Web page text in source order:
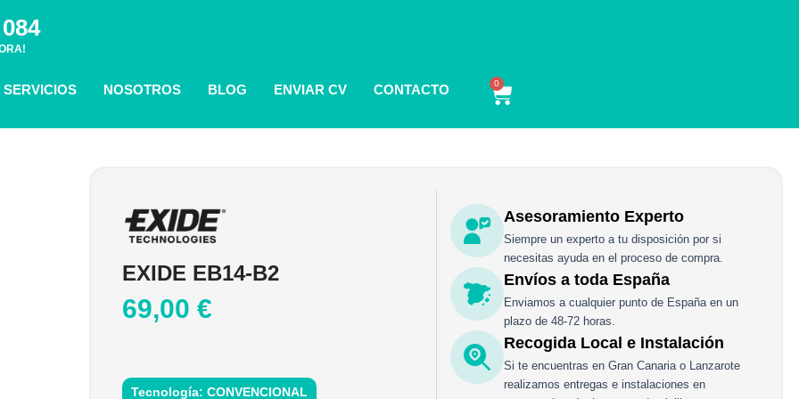
SERVICIOS NOSOTROS BLOG ENVIAR CV CONTACTO 0
Carrito
EXIDE EB14-B2
69,00 €
Tecnología: CONVENCIONAL
Asesoramiento Experto
Siempre un experto a tu disposición por si
necesitas ayuda en el proceso de compra.
Envíos a toda España
Enviamos a cualquier punto de España en un
plazo de 48-72 horas.
Recogida Local e Instalación
Si te encuentras en Gran Canaria o Lanzarote
realizamos entregas e instalaciones en